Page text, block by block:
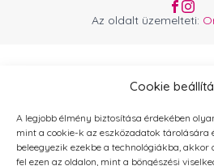
Cookie
A legjobb élmény biztosítása érdekében
mint a cookie-k az eszközadatok tárolására
beleegyezik ezekbe a technológiákba,
fel ezen az oldalon, mint a böngészési
Az oldalt üzemelteti: